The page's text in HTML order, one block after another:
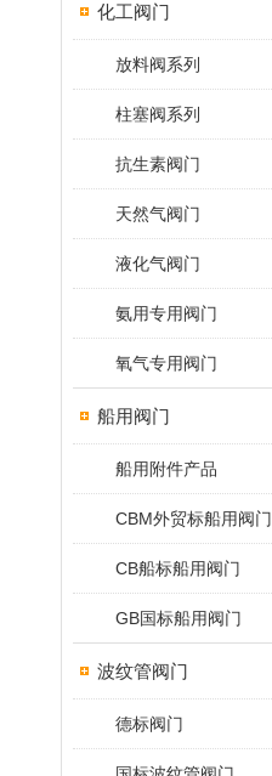
化工阀门
放料阀系列
柱塞阀系列
抗生素阀门
天然气阀门
液化气阀门
氨用专用阀门
氧气专用阀门
船用阀门
船用附件产品
CBM外贸标船用阀门
CB船标船用阀门
GB国标船用阀门
波纹管阀门
德标阀门